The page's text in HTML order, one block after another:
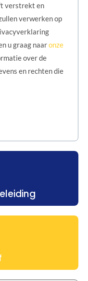
verstrekt en
verwerken op
u graag naaronze
over de
en rechten die